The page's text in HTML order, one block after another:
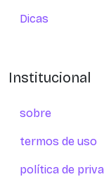
Dicas
Institucional
sobre
termos de uso
política de